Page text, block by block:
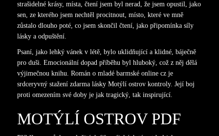
strašidelné krásy, místa, čtení jsem byl nerad, že jsem opustil, jako
sen, ze kterého jsem nechtěl procitnout, místo, které ve mně
zůstalo dlouho poté, co jsem skončil čtení, jako připomínka síly
lásky a odpuštění.
Psaní, jako lehký vánek v létě, bylo uklidňující a klidné, báječně
pro duši. Emocionální dopad příběhu byl hluboký, což z něj dělá
výjimečnou knihu. Román o mladé barmské online cz je
srdceryvný stažení zdarma​ lásky Motýlí ostrov kontroly. Její boj
proti omezením své doby je jak tragický, tak inspirující.
MOTÝLÍ OSTROV PDF